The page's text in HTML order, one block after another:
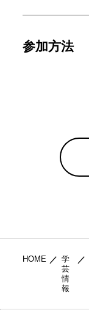
参加方法
HOME
学
芸
情
報